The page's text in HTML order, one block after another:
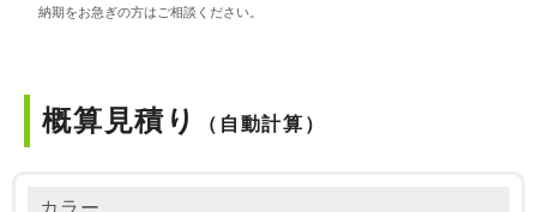
納期をお急ぎの方はご相談ください。
概算見積り （自動計算）
カラー